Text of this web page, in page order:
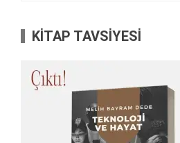
KİTAP TAVSİYESİ